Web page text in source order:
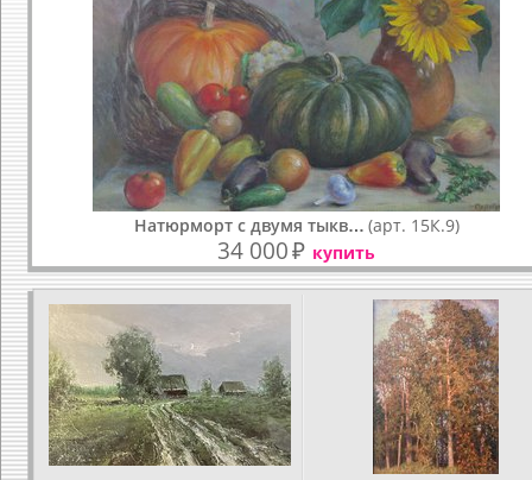
Натюрморт с двумя тыкв… (арт. 15К.9)
34 000₽ купить